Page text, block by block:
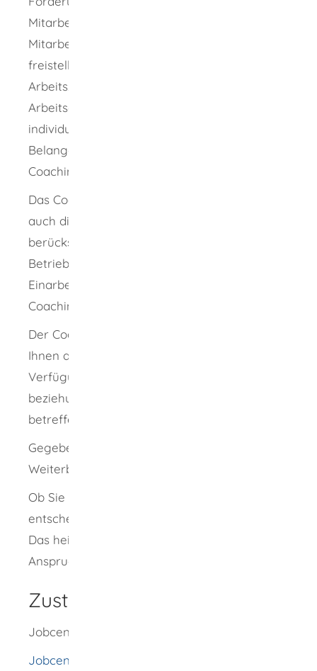
Mitarbeiterin oder Ihren geförderten
Mitarbeiter für das Coaching von der Arbeit
freistellen, beim Coaching während der
Arbeitszeit unter Fortzahlung des
Arbeitsentgelts. Der Coachingbedarf wird
individuell festgelegt. Ihre unternehmerischen
Belange werden bei der Terminierung des
Coachings berücksichtigt.
Das Coaching wird so ausgestaltet, dass es
auch die spezifischen Anforderungen
berücksichtigt, die Sie beziehungsweise Ihr
Betrieb an das Personal stellen. Die fachliche
Einarbeitung ist jedoch nicht Inhalt des
Coachings.
Der Coach bindet Sie bei Bedarf ein und steht
Ihnen als Ansprechpartner bei Fragen zur
Verfügung, die die geförderte Mitarbeiterin
beziehungsweise den geförderten Mitarbeiter
betreffen.
Gegebenenfalls kann auch eine berufliche
Weiterbildung gefördert werden.
Ob Sie die Förderung bekommen können,
entscheidet allein Ihr zuständiges Jobcenter.
Das heißt, Sie haben keinen rechtlichen
Anspruch darauf.
Zuständige Stelle
Jobcenter
Jobcenter Landkreis Rottweil